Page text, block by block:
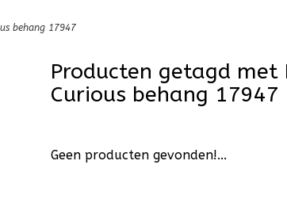
behang 17947
Producten getagd met
Curious behang 17947
Geen producten gevonden!...